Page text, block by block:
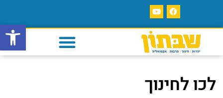
פתח
לכו לחינוך